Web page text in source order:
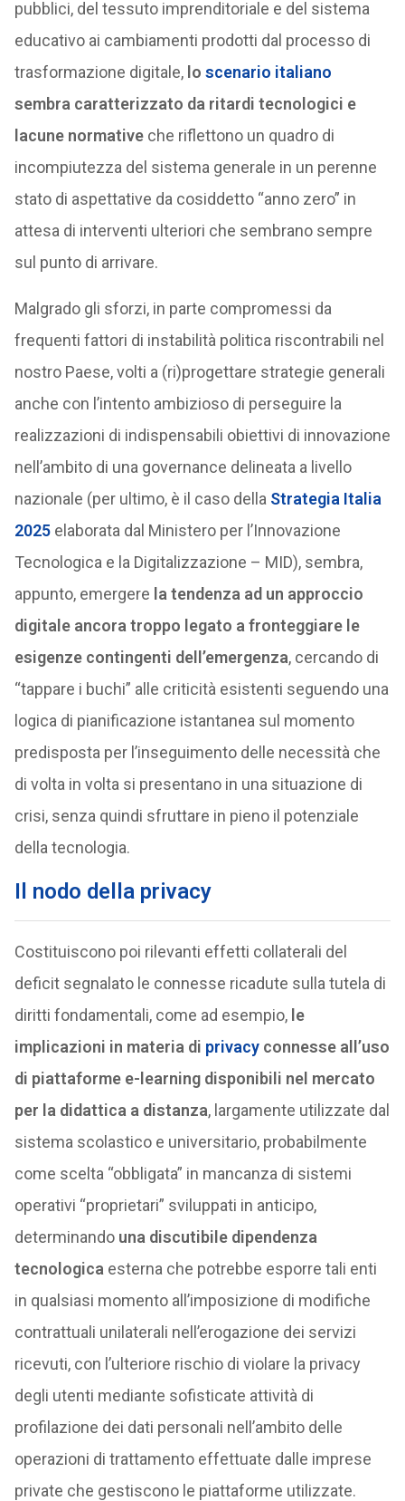
pubblici, del tessuto imprenditoriale e del sistema
educativo ai cambiamenti prodotti dal processo di
trasformazione digitale, lo scenario italiano
sembra caratterizzato da ritardi tecnologici e
lacune normativeche riflettono un quadro di
incompiutezza del sistema generale in un perenne
stato di aspettative da cosiddetto “anno zero” in
attesa di interventi ulteriori che sembrano sempre
sul punto di arrivare.
Malgrado gli sforzi, in parte compromessi da
frequenti fattori di instabilità politica riscontrabili nel
nostro Paese, volti a (ri)progettare strategie generali
anche con l’intento ambizioso di perseguire la
realizzazioni di indispensabili obiettivi di innovazione
nell’ambito di una governance delineata a livello
nazionale (per ultimo, è il caso della Strategia Italia
2025elaborata dal Ministero per l’Innovazione
Tecnologica e la Digitalizzazione – MID), sembra,
appunto, emergere la tendenza ad un approccio
digitale ancora troppo legato a fronteggiare le
esigenze contingenti dell’emergenza, cercando di
“tappare i buchi” alle criticità esistenti seguendo una
logica di pianificazione istantanea sul momento
predisposta per l’inseguimento delle necessità che
di volta in volta si presentano in una situazione di
crisi, senza quindi sfruttare in pieno il potenziale
della tecnologia.
Il nodo della privacy
Costituiscono poi rilevanti effetti collaterali del
deficit segnalato le connesse ricadute sulla tutela di
diritti fondamentali, come ad esempio, le
implicazioni in materia di privacyconnesse all’uso
di piattaforme e-learning disponibili nel mercato
per la didattica a distanza, largamente utilizzate dal
sistema scolastico e universitario, probabilmente
come scelta “obbligata” in mancanza di sistemi
operativi “proprietari” sviluppati in anticipo,
determinando una discutibile dipendenza
tecnologica esterna che potrebbe esporre tali enti
in qualsiasi momento all’imposizione di modifiche
contrattuali unilaterali nell’erogazione dei servizi
ricevuti, con l’ulteriore rischio di violare la privacy
degli utenti mediante sofisticate attività di
profilazione dei dati personali nell’ambito delle
operazioni di trattamento effettuate dalle imprese
private che gestiscono le piattaforme utilizzate.